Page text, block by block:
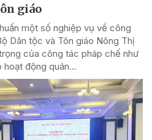
giáo
một số nghiệp vụ về công
Dân tộc và Tôn giáo Nông Thị
của công tác pháp chế như
động quản...